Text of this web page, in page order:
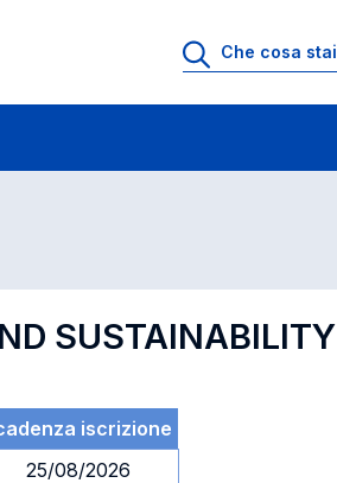
SUSTAINABILITY
iscrizione
25/08/2026